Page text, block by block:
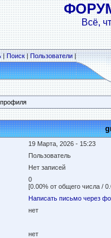
Всё,
|Поиск|Пользователи|
19 Марта, 2026 - 15:23
Пользователь
Нет записей
0
[0.00% от общего числа /
Написать письмо через
нет
нет